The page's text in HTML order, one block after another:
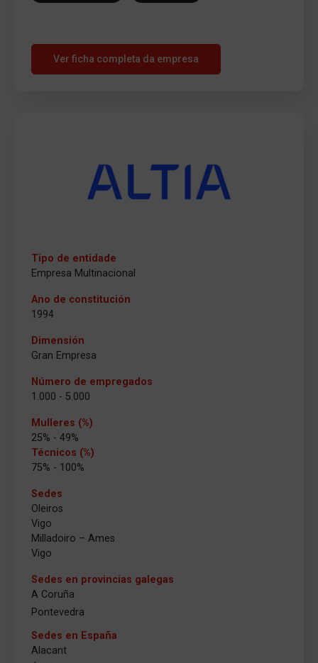
Ver ficha completa da empresa
Tipo de entidade
Empresa Multinacional
Ano de constitución
1994
Dimensión
Gran Empresa
Número de empregados
1.000 - 5.000
Mulleres (%)
25% - 49%
Técnicos (%)
75% - 100%
Sedes
Oleiros
Vigo
Milladoiro – Ames
Vigo
Sedes en provincias galegas
A Coruña
Pontevedra
Sedes en España
Alacant